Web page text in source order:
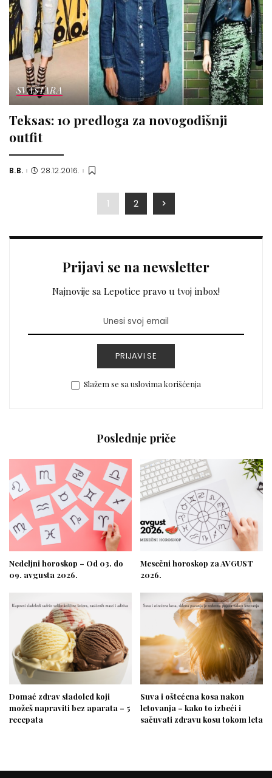
SVAŠTARA
Teksas: 10 predloga za novogodišnji
outfit
Posted
B.B. 28.12.2016.
1 2
Prijavi se na newsletter
Najnovije sa Lepotice pravo u tvoj inbox!
PRIJAVI SE
Slažem se sa uslovima korišćenja
Poslednje priče
Nedeljni horoskop – Od 03. do
09. avgusta 2026.
Mesečni horoskop za AVGUST
2026.
Domać zdrav sladoled koji
možeš napraviti bez aparata – 5
recepata
Suva i oštećena kosa nakon
letovanja – kako to izbeći i
sačuvati zdravu kosu tokom leta